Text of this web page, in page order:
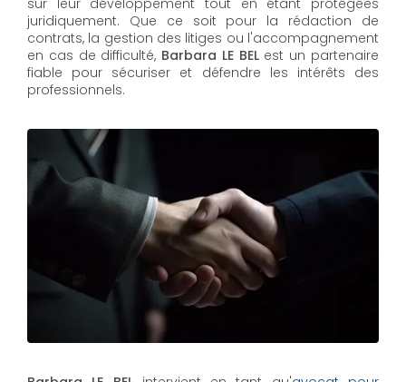
juridiquement. Que ce soit pour la rédaction de
contrats, la gestion des litiges ou l'accompagnement
en cas de difficulté, Barbara LE BEL​​​​​​​ est un partenaire
fiable pour sécuriser et défendre les intérêts des
professionnels.